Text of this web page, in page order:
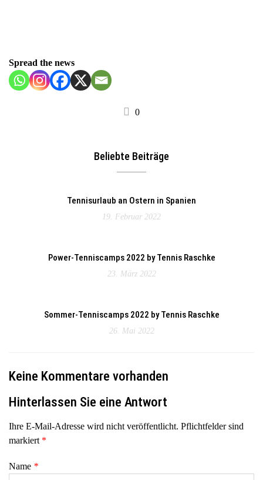
Spread the news
0
Beliebte Beiträge
Tennisurlaub an Ostern in Spanien
19. Februar 2022
Power-Tenniscamps 2022 by Tennis Raschke
23. März 2022
Sommer-Tenniscamps 2022 by Tennis Raschke
26. Mai 2022
Keine Kommentare vorhanden
Hinterlassen Sie eine Antwort
Ihre E-Mail-Adresse wird nicht veröffentlicht. Pflichtfelder sind
markiert *
Name *